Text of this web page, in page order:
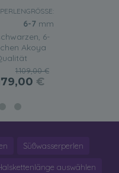
PERLENGRÖSSE:
6-7 mm
6-
Akoya
1.109,00 €
€
Süßwasserperlen
auswählen